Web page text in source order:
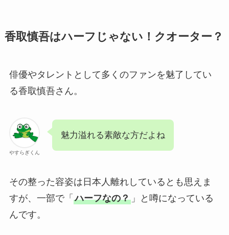
香取慎吾はハーフじゃない！クオーター？
俳優やタレントとして多くのファンを魅了してい
る香取慎吾さん。
やすらぎくん
魅力溢れる素敵な方だよね
その整った容姿は日本人離れしているとも思えま
すが、一部で「 ハーフなの？」と噂になっている
んです。